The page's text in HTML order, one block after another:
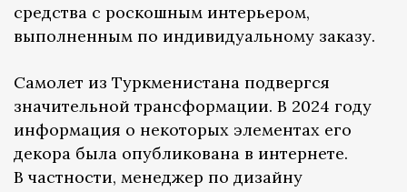
средства с роскошным интерьером,
выполненным по индивидуальному заказу.
Самолет из Туркменистана подвергся
значительной трансформации. В 2024 году
информация о некоторых элементах его
декора была опубликована в интернете.
В частности, менеджер по дизайну